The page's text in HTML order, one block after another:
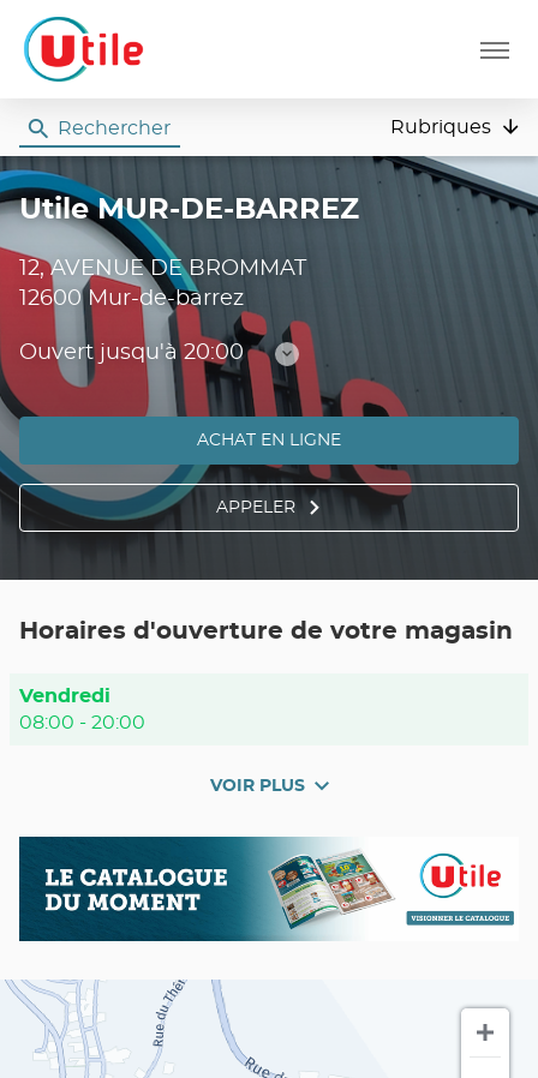
Menu
Rechercher Rubriques
Utile
Utile MUR-DE-BARREZ
12, AVENUE DE BROMMAT
12600 Mur-de-barrez
Ouvert jusqu'à 20:00
Consulter
les
horaires
ACHAT EN LIGNE
APPELERAFFICHER
LE
TÉLÉPHONE
DE
Horaires d'ouverture de votre magasin
Horaires
d'ouverture
Vendredi
08:00 - 20:00
VOIR PLUS
et
horaires
d'ouverture
du
Utile
MUR-
DE-
BARREZ
promos
moment